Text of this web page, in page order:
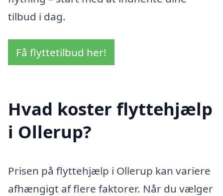
tilbud i dag.
Få flyttetilbud her!
Hvad koster flyttehjælp
i Ollerup?
Prisen på flyttehjælp i Ollerup kan variere
afhængigt af flere faktorer. Når du vælger